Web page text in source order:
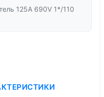
125A 690V 1*/110